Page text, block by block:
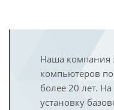
Наша компания
компьютеров
более 20 лет. На
установку